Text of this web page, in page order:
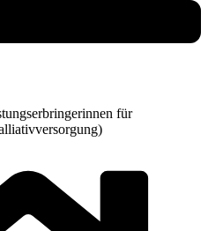
für